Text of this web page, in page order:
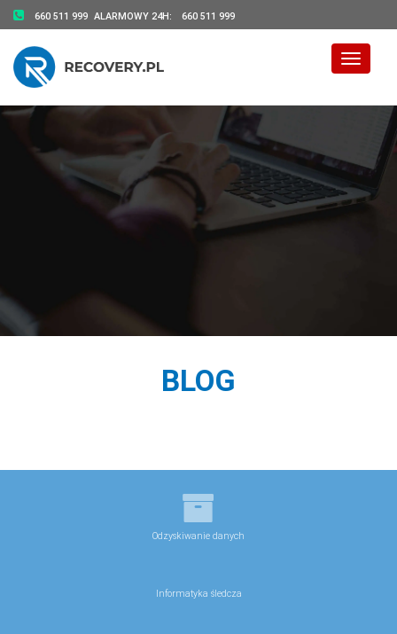
660 511 999 ALARMOWY 24H: 660 511 999
Toggle
BLOG
Odzyskiwanie danych
Informatyka śledcza